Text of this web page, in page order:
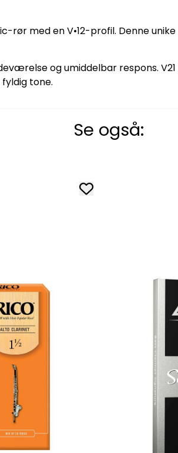
rør med en V•12-profil. Denne
og umiddelbar respons.
tone.
Se også: